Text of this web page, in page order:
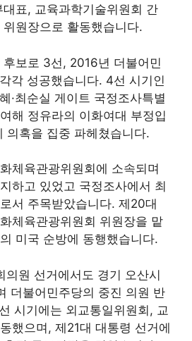
표, 교육과학기술위원회 간
원장으로 활동했습니다.
보로 3선, 2016년 더불어민
각 성공했습니다. 4선 시기인
·최순실 게이트 국정조사특별
해 정유라의 이화여대 부정입
의혹을 집중 파헤쳤습니다.
체육관광위원회에 소속되며
하고 있었고 국정조사에서 최
서 주목받았습니다. 제20대
체육관광위원회 위원장을 맡
미국 순방에 동행했습니다.
의원 선거에서도 경기 오산시
더불어민주당의 중진 의원 반
시기에는 외교통일위원회, 교
했으며, 제21대 대통령 선거에